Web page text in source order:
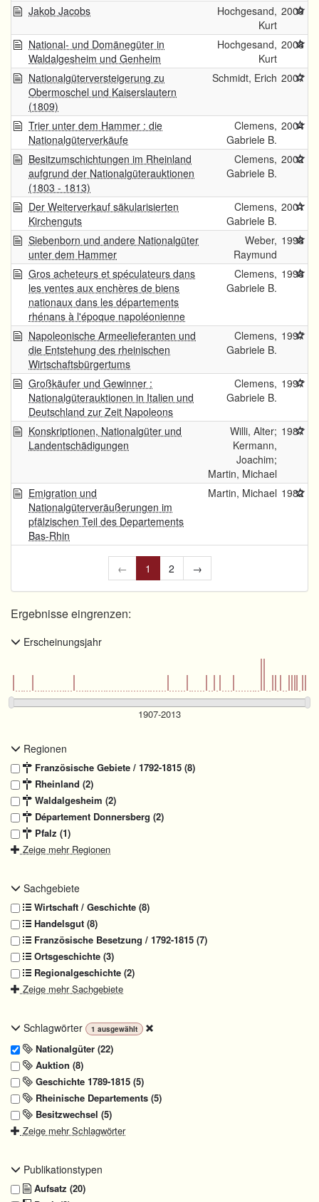
Jakob Jacobs
Hochgesand,
Kurt
2009
National- und Domänegüter in
Waldalgesheim und Genheim
Hochgesand,
Kurt
2008
Nationalgüterversteigerung zu
Obermoschel und Kaiserslautern
(1809)
Schmidt, Erich 2007
Trier unter dem Hammer : die
Nationalgüterverkäufe
Clemens,
Gabriele B.
2004
Besitzumschichtungen im Rheinland
aufgrund der Nationalgüterauktionen
(1803 - 1813)
Clemens,
Gabriele B.
2002
Der Weiterverkauf säkularisierten
Kirchenguts
Clemens,
Gabriele B.
2001
Siebenborn und andere Nationalgüter
unter dem Hammer
Weber,
Raymund
1998
Gros acheteurs et spéculateurs dans
les ventes aux enchères de biens
nationaux dans les départements
rhénans à l'époque napoléonienne
Clemens,
Gabriele B.
1998
Napoleonische Armeelieferanten und
die Entstehung des rheinischen
Wirtschaftsbürgertums
Clemens,
Gabriele B.
1997
Großkäufer und Gewinner :
Nationalgüterauktionen in Italien und
Deutschland zur Zeit Napoleons
Clemens,
Gabriele B.
1997
Konskriptionen, Nationalgüter und
Landentschädigungen
Willi, Alter;
Kermann,
Joachim;
Martin, Michael
1987
Emigration und
Nationalgüterveräußerungen im
pfälzischen Teil des Departements
Bas-Rhin
Martin, Michael 1982
← 1 2 →
Ergebnisse eingrenzen:
Erscheinungsjahr
Regionen
Französische Gebiete / 1792-1815 (8)
Rheinland (2)
Waldalgesheim (2)
Département Donnersberg (2)
Pfalz (1)
Zeige mehr Regionen
Sachgebiete
Wirtschaft / Geschichte (8)
Handelsgut (8)
Französische Besetzung / 1792-1815 (7)
Ortsgeschichte (3)
Regionalgeschichte (2)
Zeige mehr Sachgebiete
Schlagwörter 1 ausgewählt
Nationalgüter (22)
Auktion (8)
Geschichte 1789-1815 (5)
Rheinische Departements (5)
Besitzwechsel (5)
Zeige mehr Schlagwörter
Publikationstypen
Aufsatz (20)